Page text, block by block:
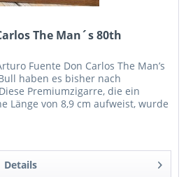
The Man´s 80th
Fuente Don Carlos The Man’s
haben es bisher nach
Premiumzigarre, die ein
Länge von 8,9 cm aufweist, wurde
Details